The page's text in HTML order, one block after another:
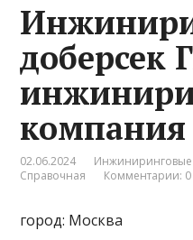
доберсек
компания
02.06.2024 Инжиниринговые
Справочная
Комментарии: 0
город: Москва